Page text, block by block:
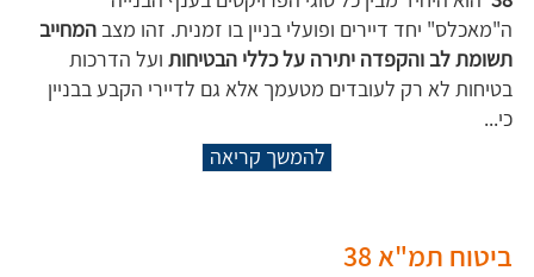
ה"מאכלס" יחד דיירים ופועלי בניין בו זמנית. זהו מצב המחייב
תשומת לב והקפדה יתירה על כללי הבטיחותועל הדרכות
בטיחות לא רק לעובדים מטעמך אלא גם לדיירי הקבע בבניין
כי...
להמשך קריאה
ביטוח תמ"א 38